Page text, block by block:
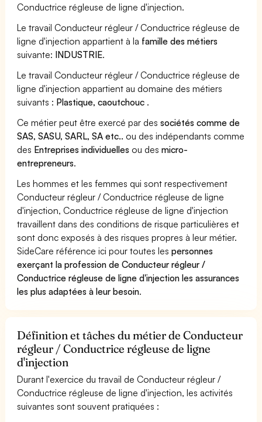
Conductrice régleuse de ligne d'injection.
Le travail Conducteur régleur / Conductrice régleuse de
ligne d'injection appartient à la famille des métiers
suivante: INDUSTRIE.
Le travail Conducteur régleur / Conductrice régleuse de
ligne d'injection appartient au domaine des métiers
suivants : Plastique, caoutchouc .
Ce métier peut être exercé par dessociétés comme de
SAS, SASU, SARL, SA etc.. ou des indépendants comme
des Entreprises individuelles ou desmicro-
entrepreneurs.
Les hommes et les femmes qui sont respectivement
Conducteur régleur / Conductrice régleuse de ligne
d'injection, Conductrice régleuse de ligne d'injection
travaillent dans des conditions de risque particulières et
sont donc exposés à des risques propres à leur métier.
SideCare référence ici pour toutes lespersonnes
exerçant la profession de Conducteur régleur /
Conductrice régleuse de ligne d'injection les assurances
les plus adaptées à leur besoin.
Définition et tâches du métier de Conducteur
régleur / Conductrice régleuse de ligne
d'injection
Durant l'exercice du travail de Conducteur régleur /
Conductrice régleuse de ligne d'injection, les activités
suivantes sont souvent pratiquées :